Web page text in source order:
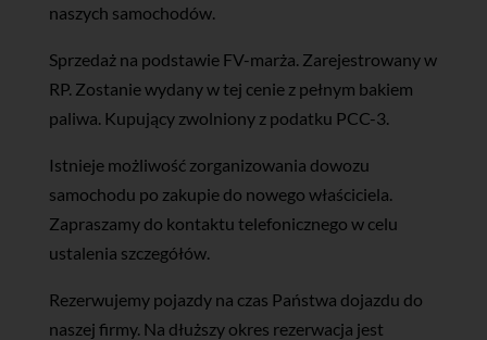
naszych samochodów.
Sprzedaż na podstawie FV-marża. Zarejestrowany w
RP. Zostanie wydany w tej cenie z pełnym bakiem
paliwa. Kupujący zwolniony z podatku PCC-3.
Istnieje możliwość zorganizowania dowozu
samochodu po zakupie do nowego właściciela.
Zapraszamy do kontaktu telefonicznego w celu
ustalenia szczegółów.
Rezerwujemy pojazdy na czas Państwa dojazdu do
naszej firmy. Na dłuższy okres rezerwacja jest